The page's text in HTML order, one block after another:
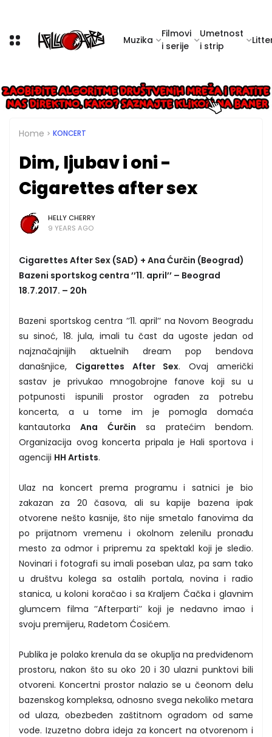
Muzika
Filmovi
i serije
Umetnost
i strip
Home KONCERT
Dim, ljubav i oni -
Cigarettes after sex
HELLY CHERRY
9 YEARS AGO
Cigarettes After Sex (SAD) + Ana Ćurčin (Beograd)
Bazeni sportskog centra ’’11. april’’ – Beograd
18.7.2017. – 20h
Bazeni sportskog centra ’’11. april’’ na Novom Beogradu
su sinoć, 18. jula, imali tu čast da ugoste jedan od
najznačajnijih aktuelnih dream pop bendova
današnjice, Cigarettes After Sex. Ovaj američki
sastav je privukao mnogobrojne fanove koji su u
potpunosti ispunili prostor ograđen za potrebu
koncerta, a u tome im je pomogla domaća
kantautorkaAna Ćurčin sa pratećim bendom.
Organizacija ovog koncerta pripala je Hali sportova i
agenciji HH Artists.
Ulaz na koncert prema programu i satnici je bio
zakazan za 20 časova, ali su kapije bazena ipak
otvorene nešto kasnije, što nije smetalo fanovima da
po prijatnom vremenu i okolnom zelenilu pronađu
mesto za odmor i pripremu za spektakl koji je sledio.
Novinari i fotografi su imali poseban ulaz, pa sam tako
u društvu kolega sa ostalih portala, novina i radio
stanica, u koloni koračao i sa Kraljem Čačka i glavnim
glumcem filma ’’Afterparti’’ koji je nedavno imao i
svoju premijeru, Radetom Ćosićem.
Publika je polako krenula da se okuplja na predviđenom
prostoru, nakon što su oko 20 i 30 ulazni punktovi bili
otvoreni. Koncertni prostor nalazio se u čeonom delu
bazenskog kompleksa, odnosno svega nekoliko metara
od ulaza, obezbeđen zaštitnom ogradom od same
vode. Izuzetno dobra ideja za koncert na otvorenom i